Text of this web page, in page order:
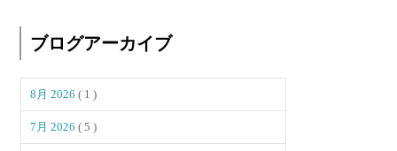
ブログアーカイブ
8月 2026( 1 )
7月 2026( 5 )